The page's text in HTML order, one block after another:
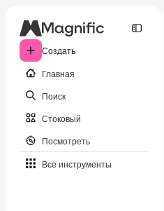
Создать
Главная
Поиск
Стоковый
Посмотреть
Все инструменты